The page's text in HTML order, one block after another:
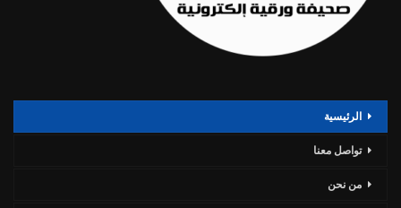
الرئيسية
تواصل معنا
من نحن